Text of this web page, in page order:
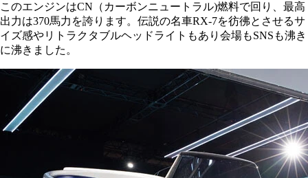
このエンジンはCN（カーボンニュートラル)燃料で回り、最高
出力は370馬力を誇ります。伝説の名車RX‐7を彷彿とさせるサ
イズ感やリトラクタブルヘッドライトもあり会場もSNSも沸き
に沸きました。